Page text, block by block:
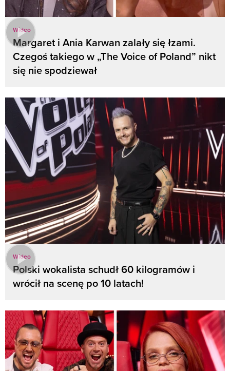
Wideo
Margaret i Ania Karwan zalały się łzami.
Czegoś takiego w „The Voice of Poland” nikt
się nie spodziewał
Wideo
Polski wokalista schudł 60 kilogramów i
wrócił na scenę po 10 latach!